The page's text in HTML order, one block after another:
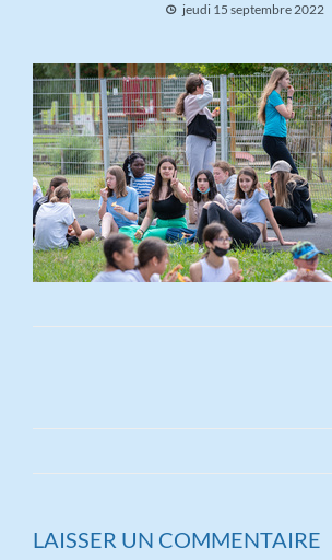
jeudi 15 septembre 2022
LAISSER UN COMMENTAIRE